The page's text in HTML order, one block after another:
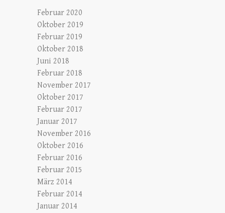
Februar 2020
Oktober 2019
Februar 2019
Oktober 2018
Juni 2018
Februar 2018
November 2017
Oktober 2017
Februar 2017
Januar 2017
November 2016
Oktober 2016
Februar 2016
Februar 2015
März 2014
Februar 2014
Januar 2014